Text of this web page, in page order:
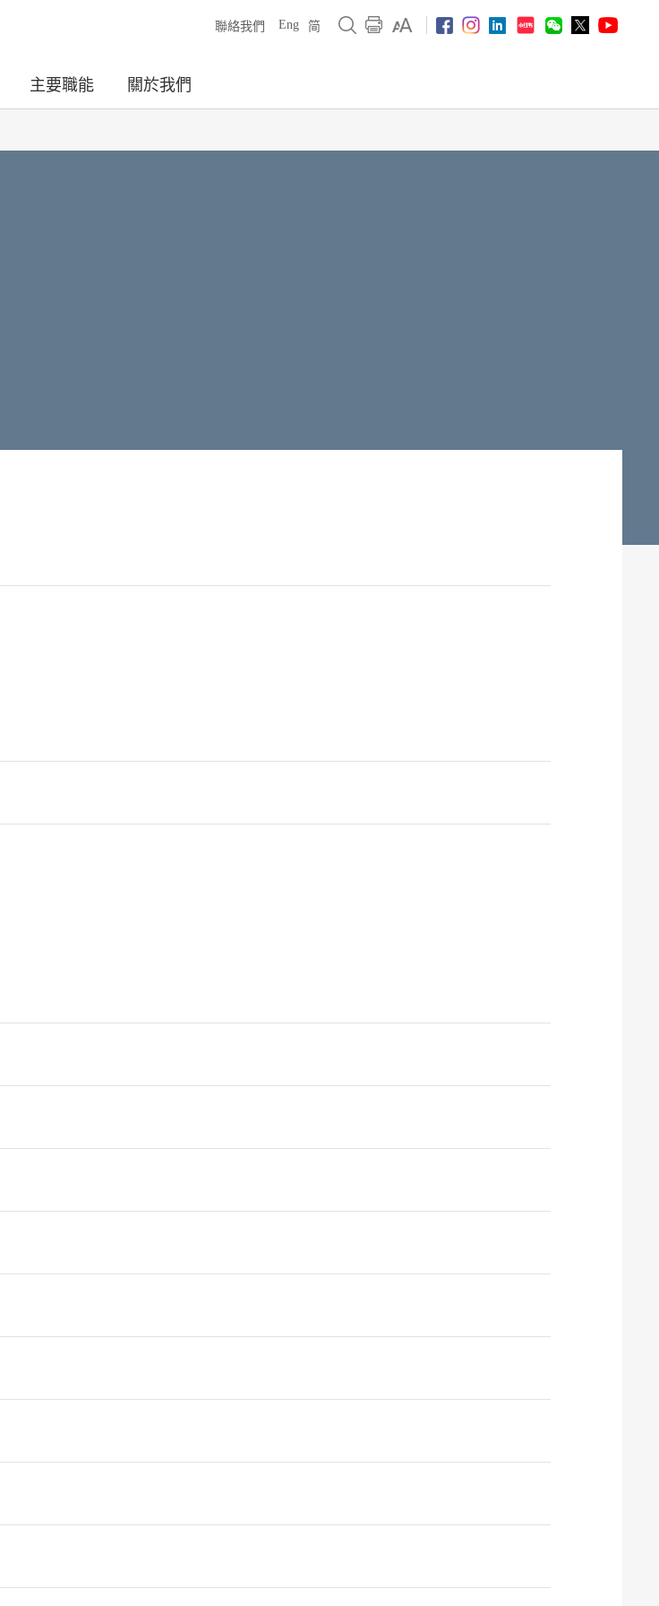
聯絡我們 Eng 简
主要職能 關於我們